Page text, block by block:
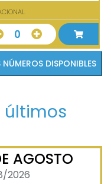
0
VER TODOS LOS NÚMEROS DISPONIBLES
últimos
AGOSTO
2026